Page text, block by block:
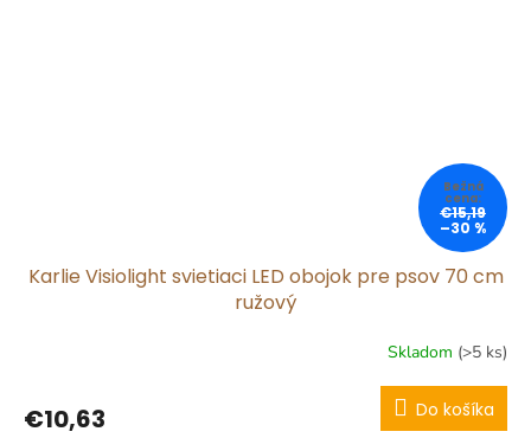
€15,19
–30 %
Karlie Visiolight svietiaci LED obojok pre psov 70 cm
ružový
Skladom (>5 ks)
€10,63 Do košíka